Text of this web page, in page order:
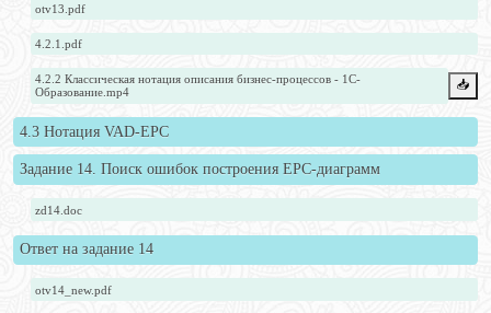
otv13.pdf
4.2.1.pdf
4.2.2 Классическая нотация описания бизнес-процессов - 1С-
Образование.mp4
📥️
4.3 Нотация VAD-EPC
Задание 14. Поиск ошибок построения ЕРС-диаграмм
zd14.doc
Ответ на задание 14
otv14_new.pdf